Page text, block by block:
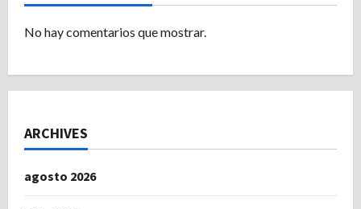
No hay comentarios que mostrar.
ARCHIVES
agosto 2026